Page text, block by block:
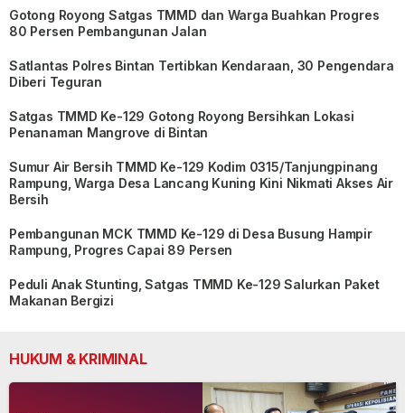
Gotong Royong Satgas TMMD dan Warga Buahkan Progres
80 Persen Pembangunan Jalan
Satlantas Polres Bintan Tertibkan Kendaraan, 30 Pengendara
Diberi Teguran
Satgas TMMD Ke-129 Gotong Royong Bersihkan Lokasi
Penanaman Mangrove di Bintan
Sumur Air Bersih TMMD Ke-129 Kodim 0315/Tanjungpinang
Rampung, Warga Desa Lancang Kuning Kini Nikmati Akses Air
Bersih
Pembangunan MCK TMMD Ke-129 di Desa Busung Hampir
Rampung, Progres Capai 89 Persen
Peduli Anak Stunting, Satgas TMMD Ke-129 Salurkan Paket
Makanan Bergizi
HUKUM & KRIMINAL